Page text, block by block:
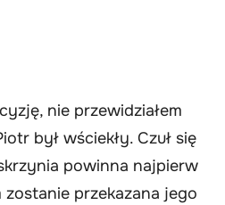
nie przewidziałem
był wściekły. Czuł się
powinna najpierw
przekazana jego